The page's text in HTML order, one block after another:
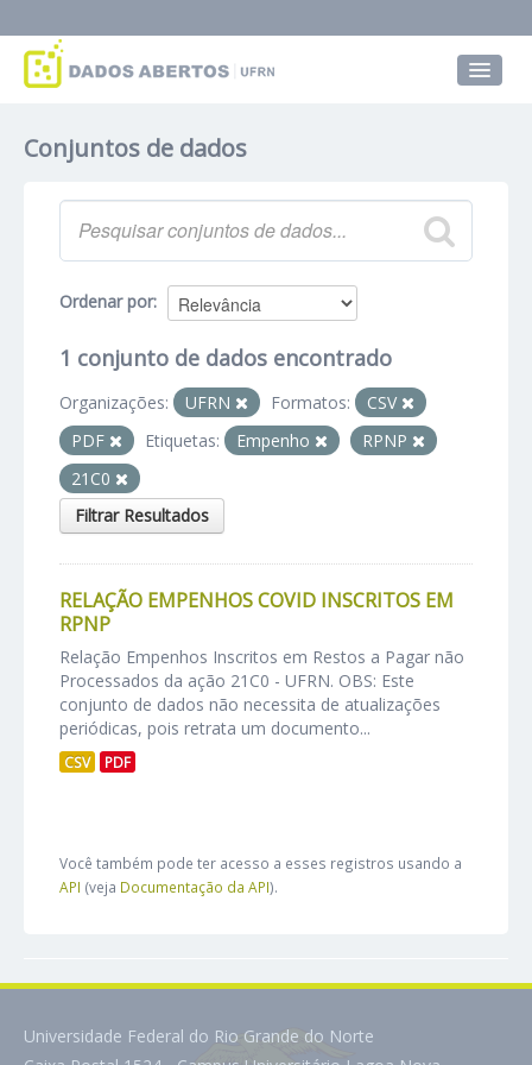
Grupos
Sobre
Conjuntos de dados
Ordenar por
1 conjunto de dados encontrado
Organizações: UFRN Formatos:
CSV
PDF
Etiquetas: Empenho
RPNP
21C0
Filtrar Resultados
RELAÇÃO EMPENHOS COVID INSCRITOS EM
RPNP
Relação Empenhos Inscritos em Restos a Pagar não
Processados da ação 21C0 - UFRN. OBS: Este
conjunto de dados não necessita de atualizações
periódicas, pois retrata um documento...
CSV PDF
Você também pode ter acesso a esses registros usando a
API (veja Documentação da API).
Universidade Federal do Rio Grande do Norte